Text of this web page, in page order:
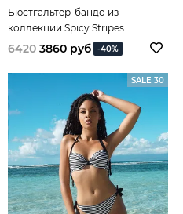
Бюстгальтер-бандо из
коллекции Spicy Stripes
6420 3860 руб -40%
SALE 30